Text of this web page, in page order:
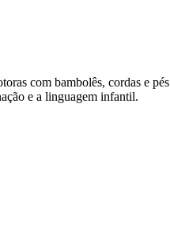
com bambolês, cordas e pés
e a linguagem infantil.